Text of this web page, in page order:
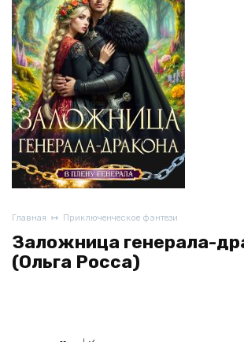
Главная Приключенческое фэнтези
Заложница генерала-
(Ольга Росса)